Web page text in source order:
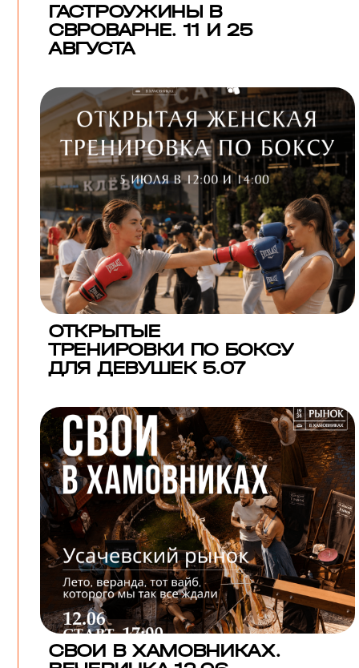
ГАСТРОУЖИНЫ В
СВРОВАРНЕ. 11 И 25
АВГУСТА
ОТКРЫТЫЕ
ТРЕНИРОВКИ ПО БОКСУ
ДЛЯ ДЕВУШЕК 5.07
СВОИ В ХАМОВНИКАХ.